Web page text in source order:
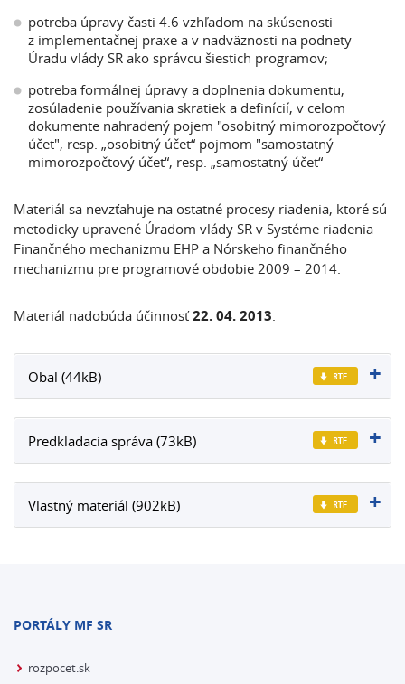
potreba úpravy časti 4.6 vzhľadom na skúsenosti
z implementačnej praxe a v nadväznosti na podnety
Úradu vlády SR ako správcu šiestich programov;
potreba formálnej úpravy a doplnenia dokumentu,
zosúladenie používania skratiek a definícií, v celom
dokumente nahradený pojem "osobitný mimorozpočtový
účet", resp. „osobitný účet“ pojmom "samostatný
mimorozpočtový účet“, resp. „samostatný účet“
Materiál sa nevzťahuje na ostatné procesy riadenia, ktoré sú
metodicky upravené Úradom vlády SR v Systéme riadenia
Finančného mechanizmu EHP a Nórskeho finančného
mechanizmu pre programové obdobie 2009 – 2014.
Materiál nadobúda účinnosť22. 04. 2013.
Obal (44kB)
Predkladacia správa (73kB)
Vlastný materiál (902kB)
PORTÁLY MF SR
rozpocet.sk